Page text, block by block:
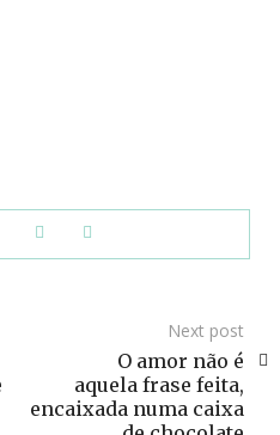
Next post
O amor não é
aquela frase feita,
encaixada numa caixa